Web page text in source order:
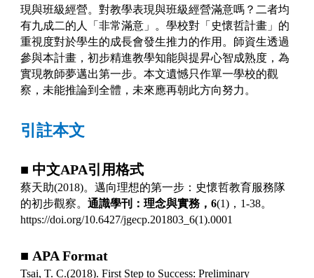
現與班級經營。對教學表現與班級經營滿意嗎？二者均
有九成二的人「非常滿意」。學校對「史懷哲計畫」的
重視度對於學生的成長會發生推力的作用。師資生透過
參與本計畫，初步精進教學知能與提昇心智成熟度，為
實現教師夢邁出第一步。本文遺憾只作單一學校的觀
察，未能推論到全體，未來應再朝此方向努力。
引註本文
■ 中文APA引用格式
蔡天助(2018)。邁向理想的第一步：史懷哲教育服務隊
的初步觀察。通識學刊：理念與實務，6(1) ， 1-38。
https://doi.org/10.6427/jgecp.201803_6(1).0001
■ APA Format
Tsai, T. C.(2018). First Step to Success: Preliminary